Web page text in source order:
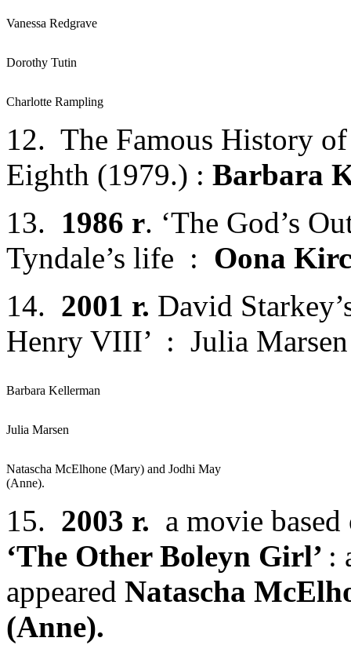
Vanessa Redgrave
Dorothy Tutin
Charlotte Rampling
12. The Famous History
Eighth (1979.) : Barbara
13. 1986 r. ‘The God’s
Tyndale’s life : Oona
14. 2001 r. David
Henry VIII’ : Julia Marsen
Barbara Kellerman
Julia Marsen
Natascha McElhone (Mary) and Jodhi May
(Anne).
15. 2003 r. a movie
‘The Other Boleyn Girl’ :
appeared Natascha
(Anne).